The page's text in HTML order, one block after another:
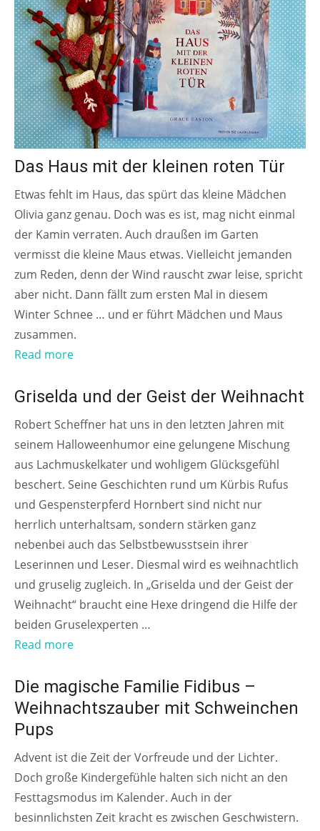
Das Haus mit der kleinen roten Tür
Etwas fehlt im Haus, das spürt das kleine Mädchen
Olivia ganz genau. Doch was es ist, mag nicht einmal
der Kamin verraten. Auch draußen im Garten
vermisst die kleine Maus etwas. Vielleicht jemanden
zum Reden, denn der Wind rauscht zwar leise, spricht
aber nicht. Dann fällt zum ersten Mal in diesem
Winter Schnee … und er führt Mädchen und Maus
zusammen.
Read more
AB 4 JAHREN
Griselda und der Geist der Weihnacht
Robert Scheffner hat uns in den letzten Jahren mit
seinem Halloweenhumor eine gelungene Mischung
aus Lachmuskelkater und wohligem Glücksgefühl
beschert. Seine Geschichten rund um Kürbis Rufus
und Gespensterpferd Hornbert sind nicht nur
herrlich unterhaltsam, sondern stärken ganz
nebenbei auch das Selbstbewusstsein ihrer
Leserinnen und Leser. Diesmal wird es weihnachtlich
und gruselig zugleich. In „Griselda und der Geist der
Weihnacht“ braucht eine Hexe dringend die Hilfe der
beiden Gruselexperten …
Read more
AB 5 JAHREN
Die magische Familie Fidibus –
Weihnachtszauber mit Schweinchen
Pups
Advent ist die Zeit der Vorfreude und der Lichter.
Doch große Kindergefühle halten sich nicht an den
Festtagsmodus im Kalender. Auch in der
besinnlichsten Zeit kracht es zwischen Geschwistern.